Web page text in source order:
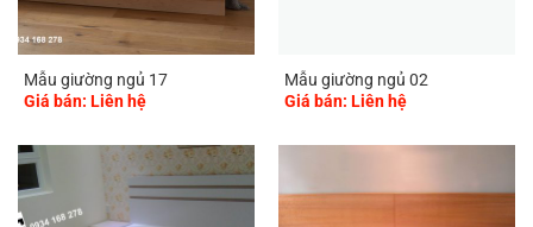
Mẫu giường ngủ 17
Giá bán: Liên hệ
Mẫu giường ngủ 02
Giá bán: Liên hệ